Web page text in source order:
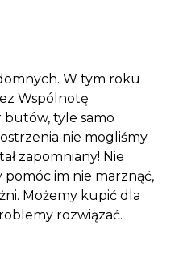
W tym roku
Wspólnotę
butów, tyle samo
nie mogliśmy
zapomniany! Nie
im nie marznąć,
Możemy kupić dla
rozwiązać.